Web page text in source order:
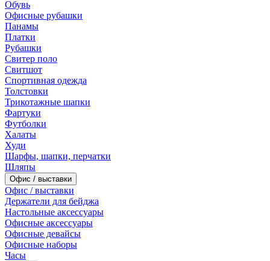
Обувь
Офисные рубашки
Панамы
Платки
Рубашки
Свитер поло
Свитшот
Спортивная одежда
Толстовки
Трикотажные шапки
Фартуки
Футболки
Халаты
Худи
Шарфы, шапки, перчатки
Шляпы
Офис / выставки
Офис / выставки
Держатели для бейджа
Настольные аксессуары
Офисные аксессуары
Офисные девайсы
Офисные наборы
Часы